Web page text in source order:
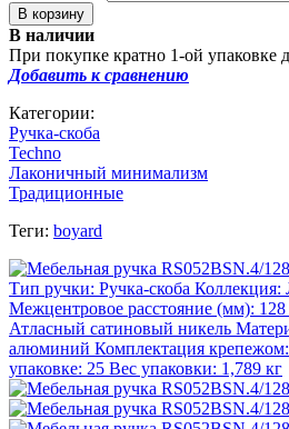
В наличии
При покупке кратно 1-ой упаковке
Добавить к сравнению
Категории:
Ручка-скоба
Techno
Лаконичный минимализм
Традиционные
Теги: boyard